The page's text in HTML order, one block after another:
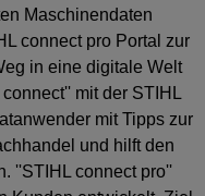
Maschinendaten
connect pro Portal zur
in eine digitale Welt
mit der STIHL
mit Tipps zur
und hilft den
''STIHL connect pro''